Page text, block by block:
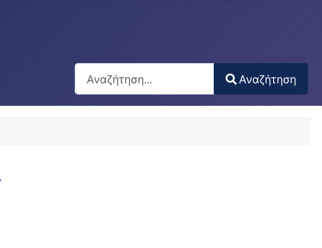
Αναζήτηση
Type 2 or more characters for results.
Αναζήτηση